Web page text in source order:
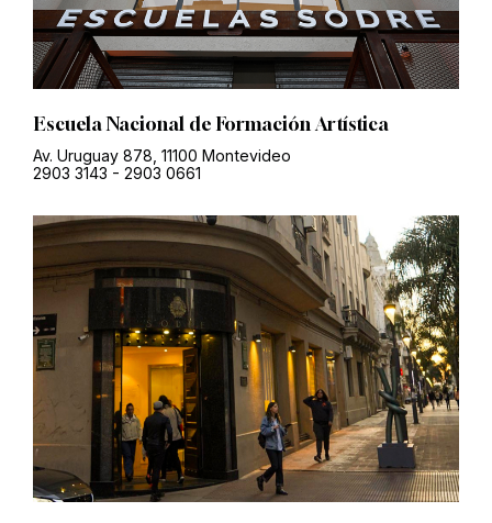
Escuela Nacional de Formación Artística
Av. Uruguay 878, 11100 Montevideo
2903 3143 - 2903 0661